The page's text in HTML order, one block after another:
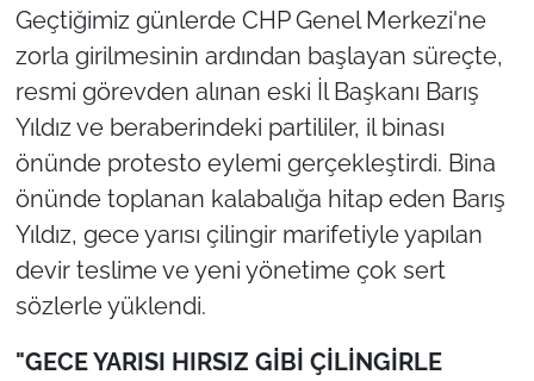
Geçtiğimiz günlerde CHP Genel Merkezi'ne
zorla girilmesinin ardından başlayan süreçte,
resmi görevden alınan eski İl Başkanı Barış
Yıldız ve beraberindeki partililer, il binası
önünde protesto eylemi gerçekleştirdi. Bina
önünde toplanan kalabalığa hitap eden Barış
Yıldız, gece yarısı çilingir marifetiyle yapılan
devir teslime ve yeni yönetime çok sert
sözlerle yüklendi.
"GECE YARISI HIRSIZ GİBİ ÇİLİNGİRLE